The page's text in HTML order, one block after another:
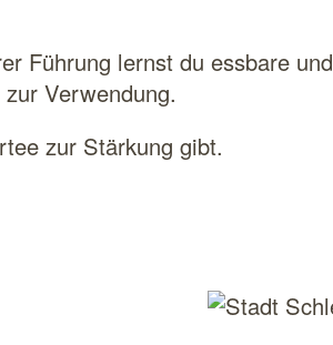
Führung lernst du essbare und
Verwendung.
zur Stärkung gibt.